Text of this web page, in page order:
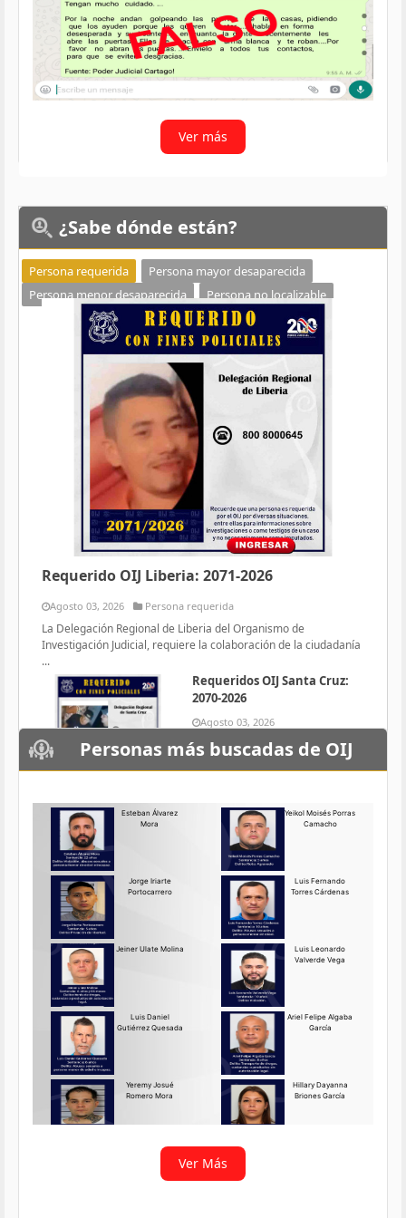
Ver más
¿Sabe dónde están?
Persona requerida
Persona mayor desaparecida
Persona menor desaparecida
Persona no localizable
Requerido OIJ Liberia: 2071-2026
Agosto 03, 2026 Persona requerida
La Delegación Regional de Liberia del Organismo de
Investigación Judicial, requiere la colaboración de la ciudadanía
...
Requeridos OIJ Santa Cruz:
2070-2026
Agosto 03, 2026
Persona requerida
La Delegación Regional de Santa
Requerido OIJ Puntarenas:
2069-2026
Agosto 03, 2026
Persona requerida
La Delegación Regional de
Puntarenas del Organismo de
Investigación
Ver más
Personas más buscadas de OIJ
Ver Más